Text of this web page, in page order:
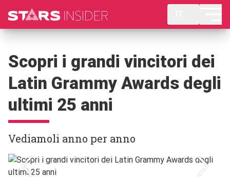
Scopri i grandi vincitori dei
Latin Grammy Awards degli
ultimi 25 anni
Vediamoli anno per anno